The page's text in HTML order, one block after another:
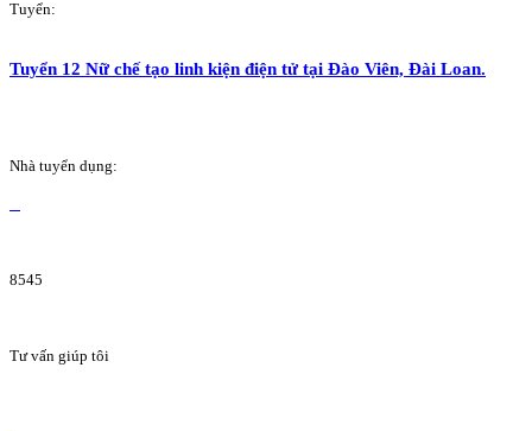
Tuyển:
Tuyển 12 Nữ chế tạo linh kiện điện tử tại Đào Viên, Đài Loan.
Nhà tuyển dụng:
8545
Tư vấn giúp tôi